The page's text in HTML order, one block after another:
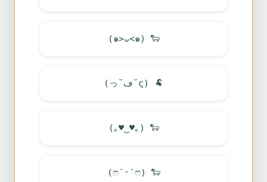
(๑>ᴗ<๑) 🐑
(っ˘ڡ˘ς) 🐏
(｡♥‿ ♥｡) 🐑
(ෆ˙ᵕ˙ෆ) 🐑